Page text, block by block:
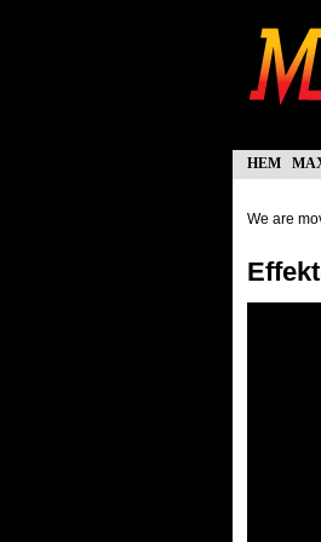
hem
We are